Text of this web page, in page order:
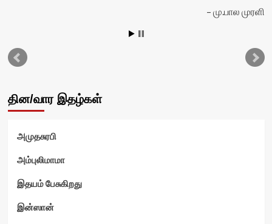
மு.பால முரளி
தின/வார இதழ்கள்
அமுதசுரபி
அம்புலிமாமா
இதயம் பேசுகிறது
இன்ஸான்